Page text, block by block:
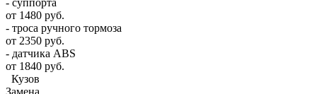
от 1480 руб.
- троса ручного тормоза
от 2350 руб.
- датчика ABS
от 1840 руб.
Кузов
Замена